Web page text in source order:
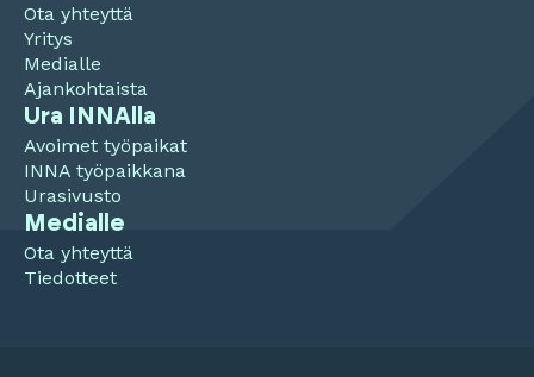
Ota yhteyttä
Yritys
Medialle
Ajankohtaista
Ura INNAlla
Avoimet työpaikat
INNA työpaikkana
Urasivusto
Medialle
Ota yhteyttä
Tiedotteet